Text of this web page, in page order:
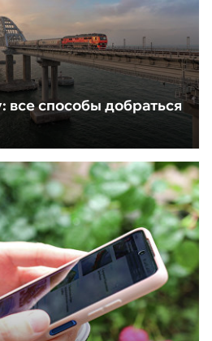
все способы добраться